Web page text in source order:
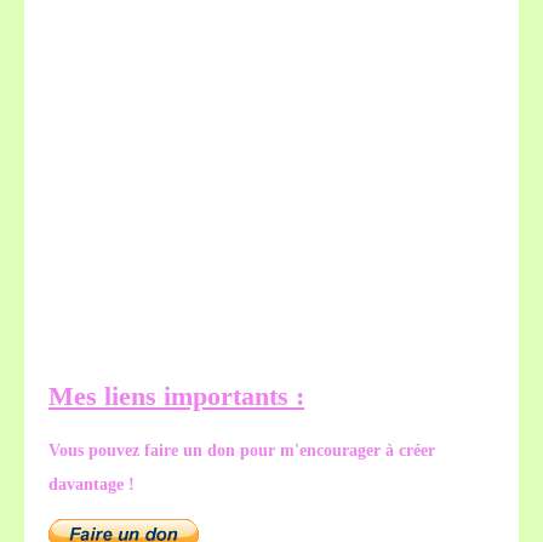
Mes liens importants :
Vous pouvez faire un don pour m'encourager à créer
davantage !